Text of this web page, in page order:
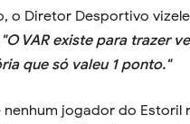
o Diretor Desportivo
"O VAR existe para trazer
que só valeu 1 ponto."
nenhum jogador do